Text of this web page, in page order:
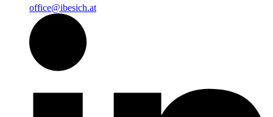
office@ibesich.at